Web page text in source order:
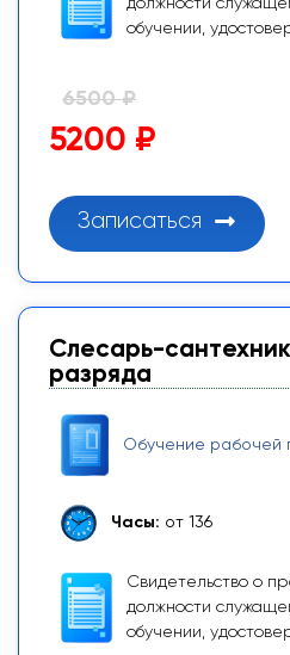
должности
обучении,
6500 ₽
5200 ₽
Записаться
Слесарь-
разряда
Обучение рабочей
Часы: от 136
Свидетельство о
должности
обучении,